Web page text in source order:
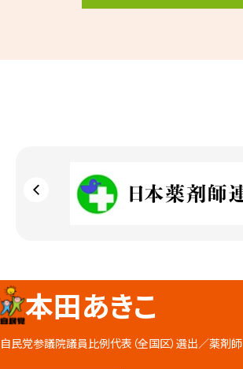
本田あきこ
自民党参議院議員比例代表（全国区）選出／薬剤師